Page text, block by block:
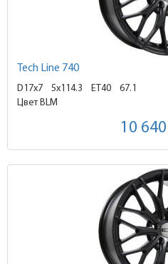
Tech Line 740
D17x7 5x114.3 ET40
67.1
Цвет BLM
10 640